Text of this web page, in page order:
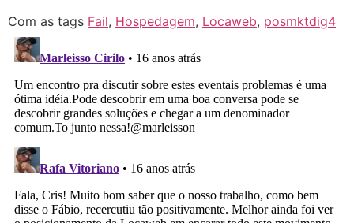
Com as tags Fail, Hospedagem, Locaweb, posmktdig4